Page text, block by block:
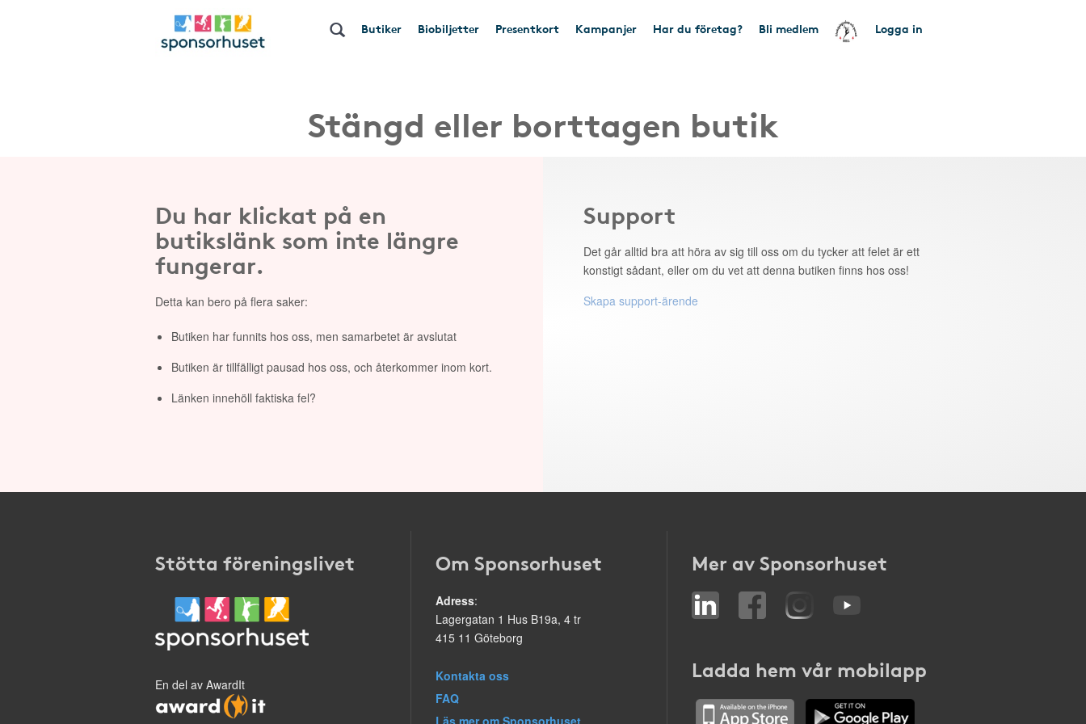
Butiker Biobiljetter Presentkort Kampanjer Har du företag? Bli medlem Logga in
Stängd eller borttagen butik
Du har klickat på en
butikslänk som inte längre
fungerar.
Detta kan bero på flera saker:
Butiken har funnits hos oss, men samarbetet är avslutat
Butiken är tillfälligt pausad hos oss, och återkommer inom kort.
Länken innehöll faktiska fel?
Support
Det går alltid bra att höra av sig till oss om du tycker att felet är ett
konstigt sådant, eller om du vet att denna butiken finns hos oss!
Skapa support-ärende
Stötta föreningslivet
En del av AwardIt
Om Sponsorhuset
Adress:
Lagergatan 1 Hus B19a, 4 tr
415 11 Göteborg
Kontakta oss
FAQ
Läs mer om Sponsorhuset
Mer av Sponsorhuset
Ladda hem vår mobilapp